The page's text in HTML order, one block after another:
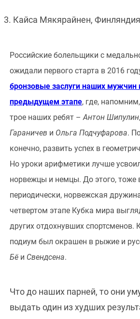
3. Кайса Мякярайнен,
Российские болельщики с
ожидали первого старта в 2016
бронзовые заслуги наших
предыдущем этапе, где,
трое наших ребят –Антон Шипулин,
Гараничев и Ольга Подчуфарова.
конечно, развить успех в
Но уроки арифметики лучше
норвежцы и немцы. До этого, тоже
периодически, норвежская
четвертом этапе Кубка мира
других отдохнувших спортсменов.
подиум был окрашен в рыжие и
Бё и Свендсена.
Что до наших парней, то они
выдать один из худших